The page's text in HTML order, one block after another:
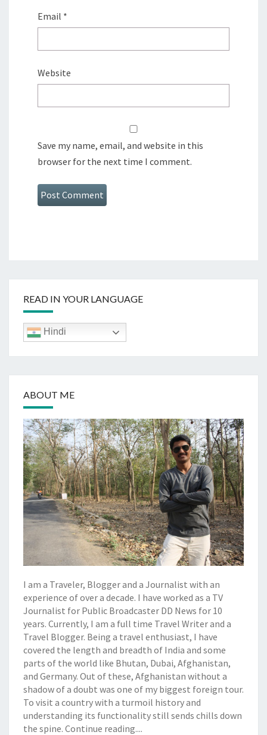
Email *
Website
Save my name, email, and website in this
browser for the next time I comment.
READ IN YOUR LANGUAGE
Hindi
ABOUT ME
I am a Traveler, Blogger and a Journalist with an
experience of over a decade. I have worked as a TV
Journalist for Public Broadcaster DD News for 10
years. Currently, I am a full time Travel Writer and a
Travel Blogger. Being a travel enthusiast, I have
covered the length and breadth of India and some
parts of the world like Bhutan, Dubai, Afghanistan,
and Germany. Out of these, Afghanistan without a
shadow of a doubt was one of my biggest foreign tour.
To visit a country with a turmoil history and
understanding its functionality still sends chills down
the spine. Continue reading....